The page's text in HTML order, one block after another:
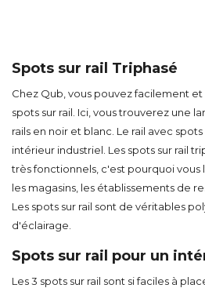
Spots sur rail Triphasé
Chez Qub, vous pouvez facilement
spots sur rail. Ici, vous trouverez une
rails en noir et blanc. Le rail avec
intérieur industriel. Les spots sur rail
très fonctionnels, c'est pourquoi vous
les magasins, les établissements de
Les spots sur rail sont de véritables
d'éclairage.
Spots sur rail pour un
Les 3 spots sur rail sont si faciles à